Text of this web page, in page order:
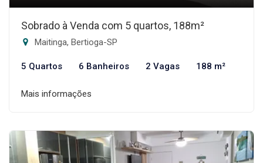
Sobrado à Venda com 5 quartos, 188m²
Maitinga, Bertioga-SP
5 Quartos 6 Banheiros 2 Vagas 188 m²
Mais informações